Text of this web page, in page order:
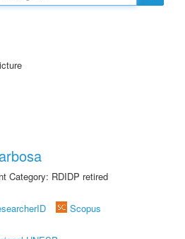
Category: RDIDP retired
Scopus